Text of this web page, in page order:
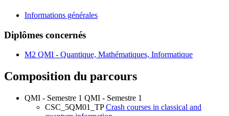
Informations générales
Diplômes concernés
M2 QMI - Quantique, Mathématiques, Informatique
Composition du parcours
QMI - Semestre 1 QMI - Semestre 1
CSC_5QM01_TP Crash courses in classical and